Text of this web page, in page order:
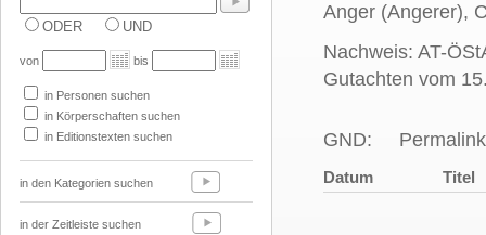
ODER UND
von bis
in Personen suchen
in Körperschaften suchen
in Editionstexten suchen
in den Kategorien suchen
in der Zeitleiste suchen
Anger (Angerer),
Nachweis: AT-
Gutachten vom
GND:
Datum Titel